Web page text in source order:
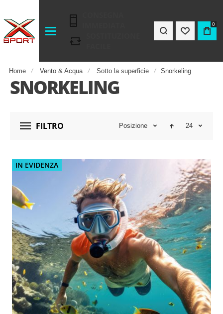
0
Home Vento & Acqua Sotto la superficie Snorkeling
SNORKELING
FILTRO Posizione 24
IN EVIDENZA